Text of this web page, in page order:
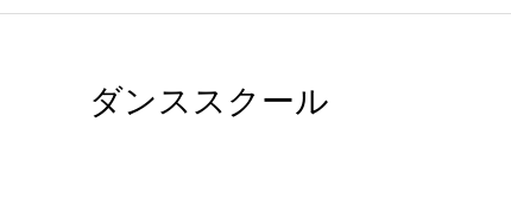
ダンススクール